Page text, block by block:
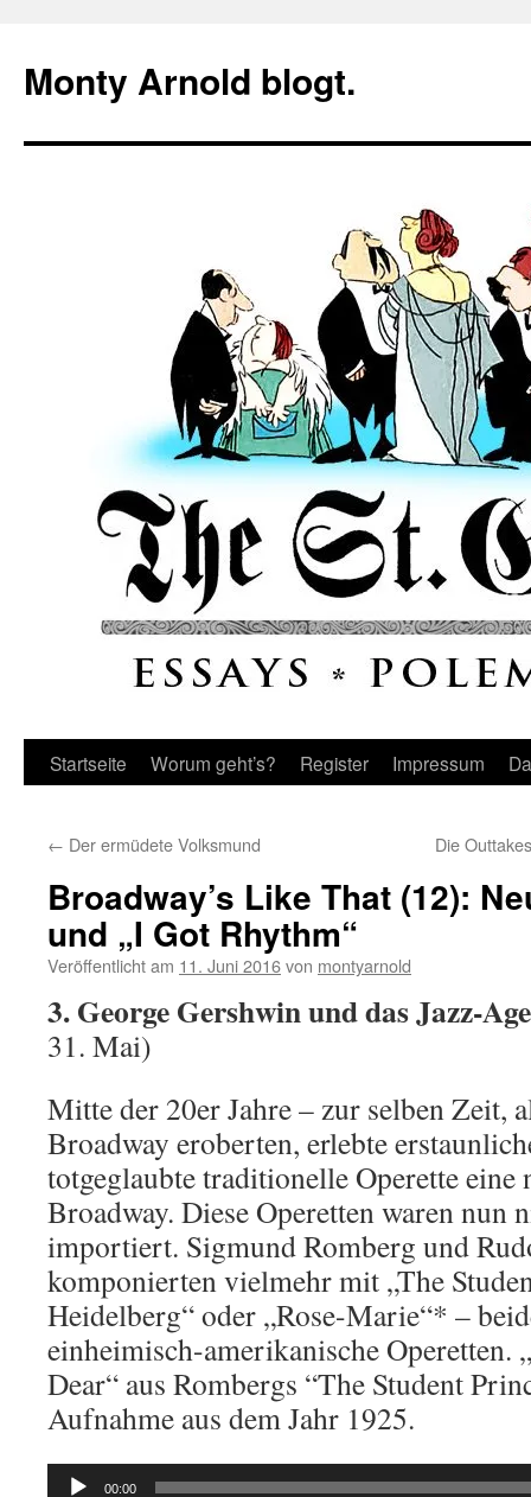
springen
Monty Arnold blogt.
Startseite Worum geht’s? Register Impressum
← Der ermüdete Volksmund Die
Broadway’s Like That (12):
und „I Got Rhythm“
Veröffentlicht am 11. Juni 2016von montyarnold
3. George Gershwin und das Jazz-
31. Mai)
Mitte der 20er Jahre – zur selben Zeit,
Broadway eroberten, erlebte
totgeglaubte traditionelle Operette eine
Broadway. Diese Operetten waren nun
importiert. Sigmund Romberg und
komponierten vielmehr mit „The
Heidelberg“ oder „Rose-Marie“* –
einheimisch-amerikanische Operetten.
Dear“ aus Rombergs “The Student
Aufnahme aus dem Jahr 1925.
Audio-
00:00